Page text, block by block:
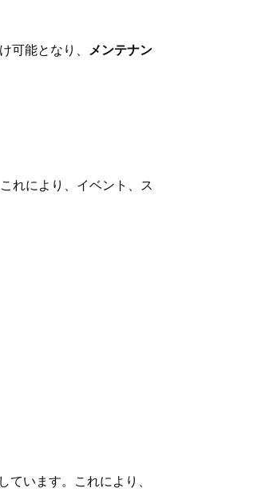
可能となり、 メンテナン
れにより、イベント、ス
ています。これにより、